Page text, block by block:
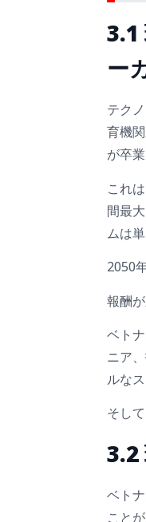
ー
テク
育機
が卒
これ
間最
ムは
2050
報酬
ベト
ニア
ルな
そし
ベト
こと